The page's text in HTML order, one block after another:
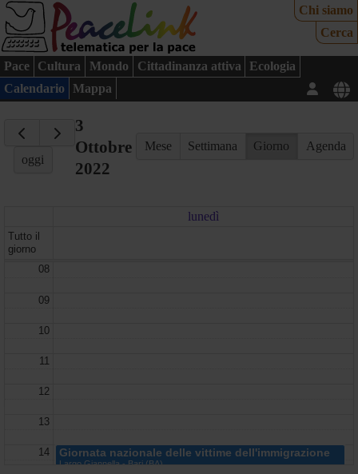
Chi siamo
Cerca
Pace Cultura Mondo Cittadinanza attiva
Ecologia
Calendario
Mappa
oggi
3
Ottobre
2022
Mese Settimana Giorno Agenda
lunedì
Tutto il
giorno
08
09
10
11
12
13
14 Giornata nazionale delle vittime dell'immigrazione
Largo Giannella - Bari (BA)